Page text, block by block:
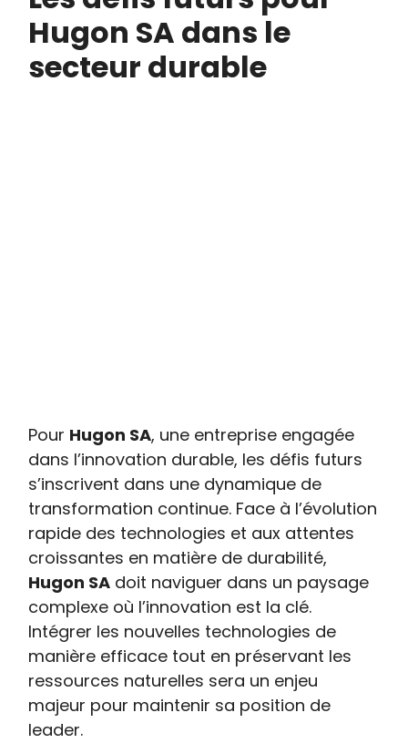
Hugon SA dans le
secteur durable
Pour Hugon SA, une entreprise engagée
dans l’innovation durable, les défis futurs
s’inscrivent dans une dynamique de
transformation continue. Face à l’évolution
rapide des technologies et aux attentes
croissantes en matière de durabilité,
Hugon SA doit naviguer dans un paysage
complexe où l’innovation est la clé.
Intégrer les nouvelles technologies de
manière efficace tout en préservant les
ressources naturelles sera un enjeu
majeur pour maintenir sa position de
leader.